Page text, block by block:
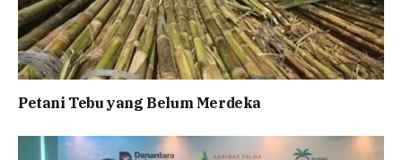
Petani Tebu yang Belum Merdeka